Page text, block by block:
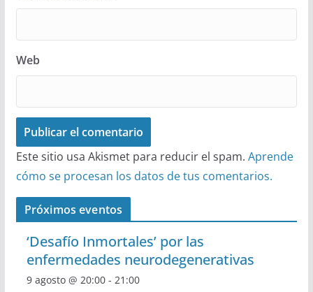
Web
Este sitio usa Akismet para reducir el spam. Aprende
cómo se procesan los datos de tus comentarios.
Próximos eventos
‘Desafío Inmortales’ por las
enfermedades neurodegenerativas
9 agosto @ 20:00- 21:00